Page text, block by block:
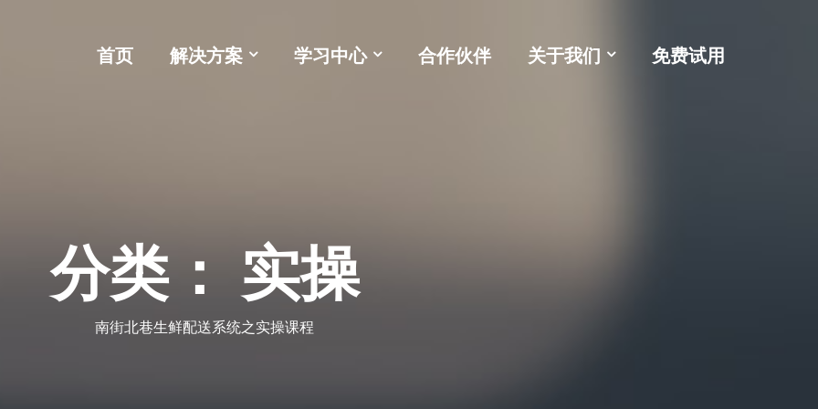
首页 解决方案 学习中心 合作伙伴 关于我们 免费试用
分类：实操
南街北巷生鲜配送系统之实操课程